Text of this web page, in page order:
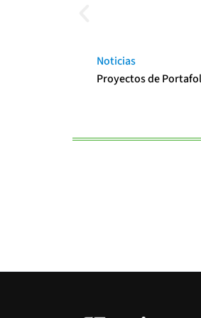
Noticias
Proyectos de